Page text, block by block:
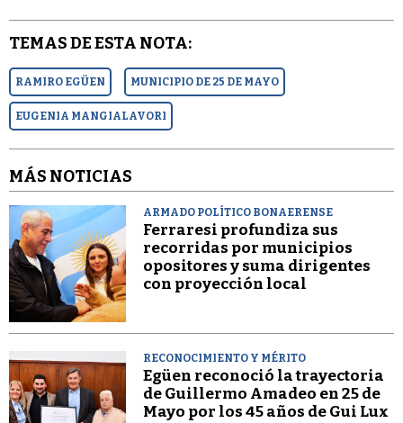
TEMAS DE ESTA NOTA:
RAMIRO EGÜEN MUNICIPIO DE 25 DE MAYO
EUGENIA MANGIALAVORI
MÁS NOTICIAS
ARMADO POLÍTICO BONAERENSE
Ferraresi profundiza sus
recorridas por municipios
opositores y suma dirigentes
con proyección local
RECONOCIMIENTO Y MÉRITO
Egüen reconoció la trayectoria
de Guillermo Amadeo en 25 de
Mayo por los 45 años de Gui Lux